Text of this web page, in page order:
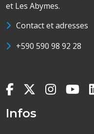
et Les Abymes.
Contact et adresses
+590 590 98 92 28
Infos